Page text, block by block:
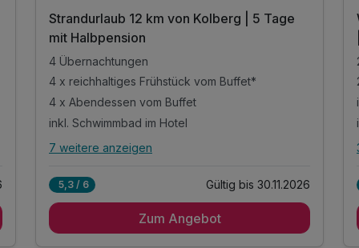
Strandurlaub 12 km von Kolberg | 5 Tage
mit Halbpension
4 Übernachtungen
4 x reichhaltiges Frühstück vom Buffet*
4 x Abendessen vom Buffet
inkl. Schwimmbad im Hotel
Alle Inklusivleistungen
4 x reichhaltiges Frühstück vom Buffet*
7 weitere anzeigen
5,3 / 6 Gültig bis 30.11.2026
Zum Angebot